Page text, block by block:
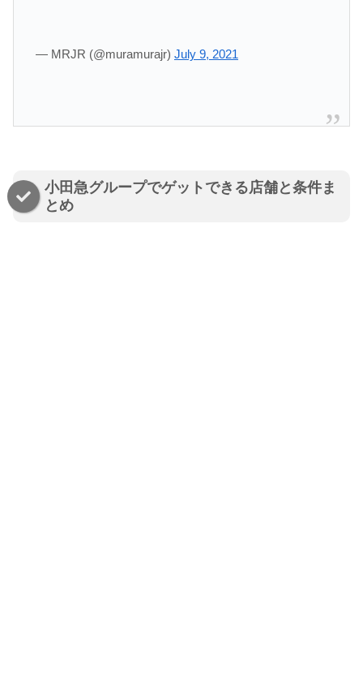
— MRJR (@muramurajr) July 9, 2021
小田急グループでゲットできる店舗と条件ま
とめ